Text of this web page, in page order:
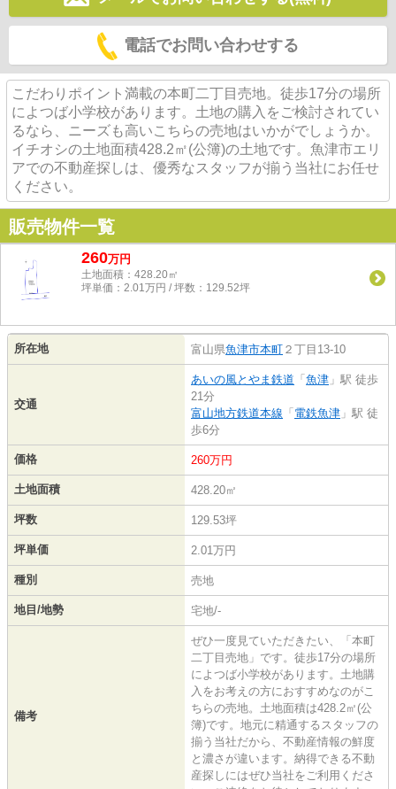
電話でお問い合わせする
こだわりポイント満載の本町二丁目売地。徒歩17分の場所
によつば小学校があります。土地の購入をご検討されてい
るなら、ニーズも高いこちらの売地はいかがでしょうか。
イチオシの土地面積428.2㎡(公簿)の土地です。魚津市エリ
アでの不動産探しは、優秀なスタッフが揃う当社にお任せ
ください。
販売物件一覧
260万円
土地面積：428.20㎡
坪単価：2.01万円 / 坪数：129.52坪
所在地 富山県魚津市本町 ２丁目13-10
交通
あいの風とやま鉄道 「 魚津 」駅 徒歩
21分
富山地方鉄道本線 「 電鉄魚津 」駅 徒
歩6分
価格 260万円
土地面積 428.20㎡
坪数 129.53坪
坪単価 2.01万円
種別 売地
地目/地勢 宅地/-
備考
ぜひ一度見ていただきたい、「本町
二丁目売地」です。徒歩17分の場所
によつば小学校があります。土地購
入をお考えの方におすすめなのがこ
ちらの売地。土地面積は428.2㎡(公
簿)です。地元に精通するスタッフの
揃う当社だから、不動産情報の鮮度
と濃さが違います。納得できる不動
産探しにはぜひ当社をご利用くださ